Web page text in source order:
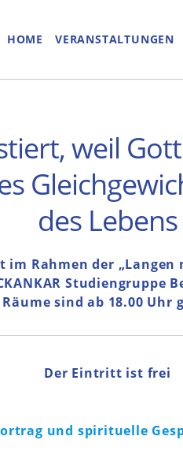
HOME VERANSTALTUNGEN
weil
des Lebens
Rahmen der „Langen
Studiengruppe
Räume sind ab 18.00 Uhr
Der Eintritt ist frei
und spirituelle